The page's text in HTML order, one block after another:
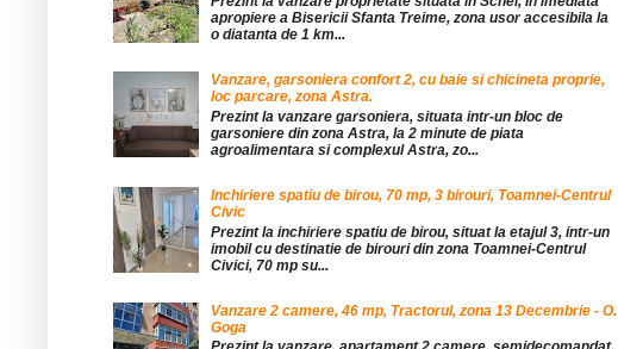
apropiere a Bisericii Sfanta Treime, zona usor accesibila la
o diatanta de 1 km...
Vanzare, garsoniera confort 2, cu baie si chicineta proprie,
loc parcare, zona Astra.
Prezint la vanzare garsoniera, situata intr-un bloc de
garsoniere din zona Astra, la 2 minute de piata
agroalimentara si complexul Astra, zo...
Inchiriere spatiu de birou, 70 mp, 3 birouri, Toamnei-Centrul
Civic
Prezint la inchiriere spatiu de birou, situat la etajul 3, intr-un
imobil cu destinatie de birouri din zona Toamnei-Centrul
Civici, 70 mp su...
Vanzare 2 camere, 46 mp, Tractorul, zona 13 Decembrie - O.
Goga